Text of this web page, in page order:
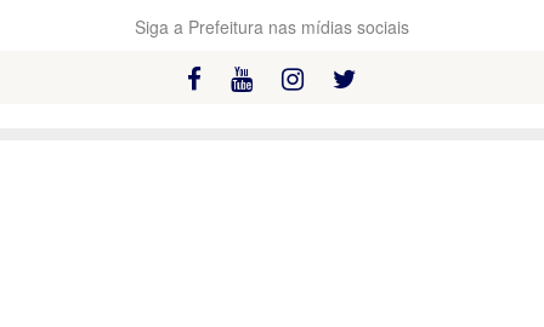
Siga a Prefeitura nas mídias sociais